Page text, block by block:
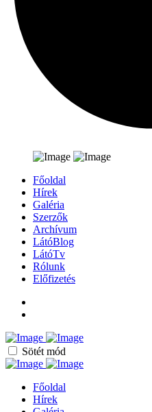
Főoldal
Hírek
Galéria
Szerzők
Archívum
LátóBlog
LátóTv
Rólunk
Előfizetés
Sötét mód
Főoldal
Hírek